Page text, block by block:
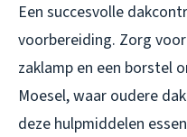
Een succesvolle
voorbereiding. Zorg
zaklamp en een borstel
Moesel, waar oudere
deze hulpmiddelen